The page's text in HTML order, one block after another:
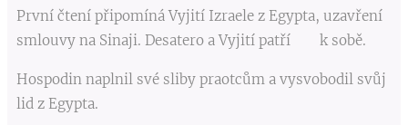
První čtení připomíná Vyjití Izraele z Egypta, uzavření
smlouvy na Sinaji. Desatero a Vyjití patří k sobě.
Hospodin naplnil své sliby praotcům a vysvobodil svůj
lid z Egypta.